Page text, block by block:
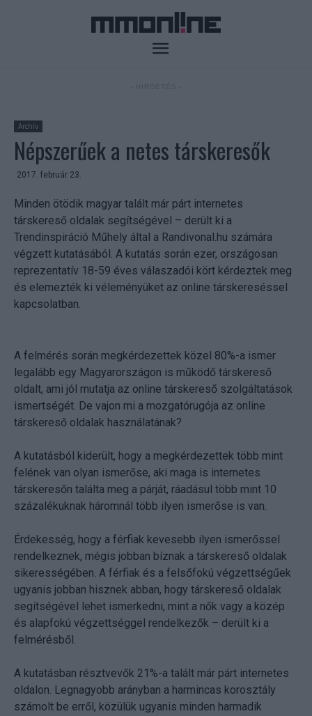
Archív
Népszerűek a netes társkeresők
2017. február 23.
Minden ötödik magyar talált már párt internetes
társkereső oldalak segítségével – derült ki a
Trendinspiráció Műhely által a Randivonal.hu számára
végzett kutatásából. A kutatás során ezer, országosan
reprezentatív 18-59 éves válaszadói kört kérdeztek meg
és elemezték ki véleményüket az online társkereséssel
kapcsolatban.
A felmérés során megkérdezettek közel 80%-a ismer
legalább egy Magyarországon is működő társkereső
oldalt, ami jól mutatja az online társkereső szolgáltatások
ismertségét. De vajon mi a mozgatórugója az online
társkereső oldalak használatának?
A kutatásból kiderült, hogy a megkérdezettek több mint
felének van olyan ismerőse, aki maga is internetes
társkeresőn találta meg a párját, ráadásul több mint 10
százalékuknak háromnál több ilyen ismerőse is van.
Érdekesség, hogy a férfiak kevesebb ilyen ismerőssel
rendelkeznek, mégis jobban bíznak a társkereső oldalak
sikerességében. A férfiak és a felsőfokú végzettségűek
ugyanis jobban hisznek abban, hogy társkereső oldalak
segítségével lehet ismerkedni, mint a nők vagy a közép
és alapfokú végzettséggel rendelkezők – derült ki a
felmérésből.
A kutatásban résztvevők 21%-a talált már párt internetes
oldalon. Legnagyobb arányban a harmincas korosztály
számolt be erről, közülük ugyanis minden harmadik